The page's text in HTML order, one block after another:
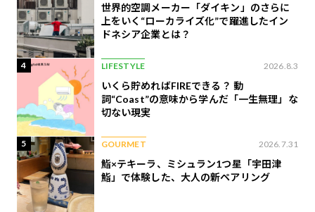
世界的空調メーカー「ダイキン」のさらに
上をいく“ローカライズ化”で躍進したイン
ドネシア企業とは？
4 LIFESTYLE 2026.8.3
いくら貯めればFIREできる？ 動
詞“Coast”の意味から学んだ「一生無理」な
切ない現実
5 GOURMET 2026.7.31
鮨×テキーラ、ミシュラン1つ星「宇田津
鮨」で体験した、大人の新ペアリング